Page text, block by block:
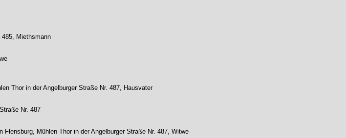
485, Miethsmann
Thor in der Angelburger Straße Nr. 487, Hausvater
Nr. 487
Mühlen Thor in der Angelburger Straße Nr. 487, Witwe